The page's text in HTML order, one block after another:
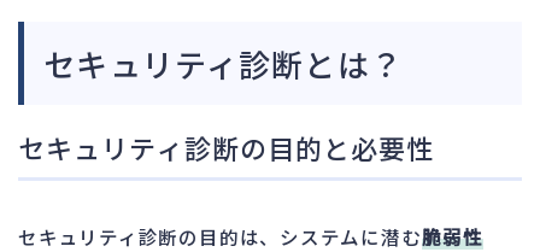
セキュリティ診断とは？
セキュリティ診断の目的と必要性
セキュリティ診断の目的は、システムに潜む脆弱性